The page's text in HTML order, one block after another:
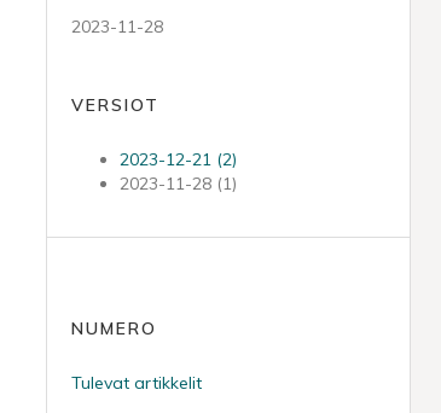
2023-11-28
VERSIOT
2023-12-21 (2)
2023-11-28 (1)
NUMERO
Tulevat artikkelit